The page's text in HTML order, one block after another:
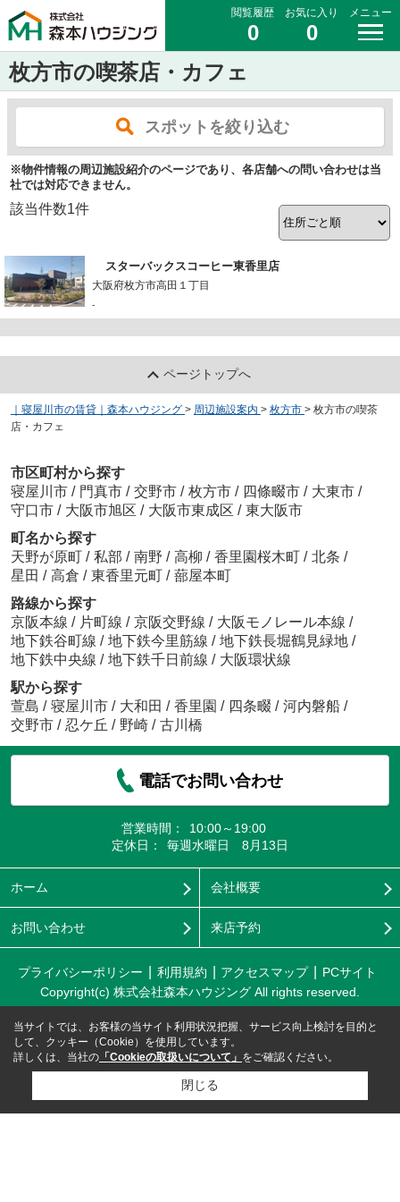
閲覧履歴
0
お気に入り
0
メニュー
枚方市の喫茶店・カフェ
スポットを絞り込む
※物件情報の周辺施設紹介のページであり、各店舗への問い合わせは当
社では対応できません。
該当件数1件
スターバックスコーヒー東香里店
大阪府枚方市高田１丁目
-
ページトップへ
｜寝屋川市の賃貸｜森本ハウジング > 周辺施設案内 > 枚方市 > 枚方市の喫茶
店・カフェ
市区町村から探す
寝屋川市 / 門真市 / 交野市 / 枚方市 / 四條畷市 / 大東市 /
守口市 / 大阪市旭区 / 大阪市東成区 / 東大阪市
町名から探す
天野が原町 / 私部 / 南野 / 高柳 / 香里園桜木町 / 北条 /
星田 / 高倉 / 東香里元町 / 蔀屋本町
路線から探す
京阪本線 / 片町線 / 京阪交野線 / 大阪モノレール本線 /
地下鉄谷町線 / 地下鉄今里筋線 / 地下鉄長堀鶴見緑地 /
地下鉄中央線 / 地下鉄千日前線 / 大阪環状線
駅から探す
萱島 / 寝屋川市 / 大和田 / 香里園 / 四条畷 / 河内磐船 /
交野市 / 忍ケ丘 / 野崎 / 古川橋
電話でお問い合わせ
営業時間：
10:00～19:00
定休日：
毎週水曜日 8月13日
ホーム 会社概要
お問い合わせ 来店予約
プライバシーポリシー 利用規約 アクセスマップ
PCサイト
Copyright(c) 株式会社森本ハウジング All rights reserved.
当サイトでは、お客様の当サイト利用状況把握、サービス向上検討を目的と
して、クッキー（Cookie）を使用しています。
詳しくは、当社の 「Cookieの取扱いについて」 をご確認ください。
閉じる